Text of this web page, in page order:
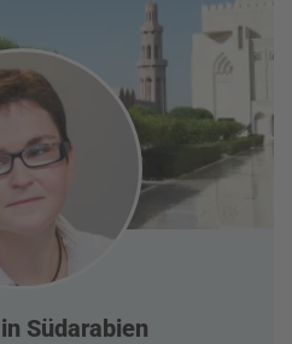
Südarabien